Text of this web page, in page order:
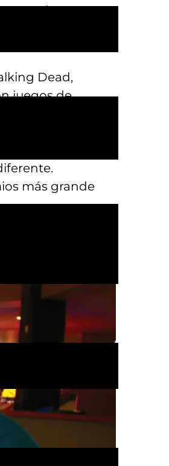
Para los
de
Dead,
juegos de
a ver
con una de
la mejora
más grande